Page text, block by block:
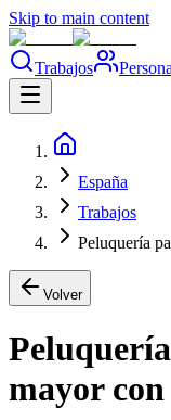
Skip to main content
Trabajos
España
Trabajos
Peluquería
Volver
mayor